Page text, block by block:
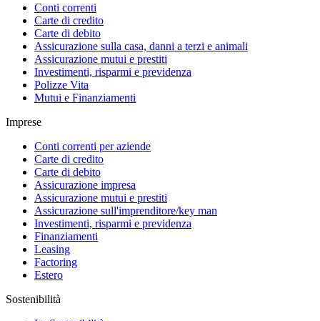
Conti correnti
Carte di credito
Carte di debito
Assicurazione sulla casa, danni a terzi e animali
Assicurazione mutui e prestiti
Investimenti, risparmi e previdenza
Polizze Vita
Mutui e Finanziamenti
Imprese
Conti correnti per aziende
Carte di credito
Carte di debito
Assicurazione impresa
Assicurazione mutui e prestiti
Assicurazione sull'imprenditore/key man
Investimenti, risparmi e previdenza
Finanziamenti
Leasing
Factoring
Estero
Sostenibilità